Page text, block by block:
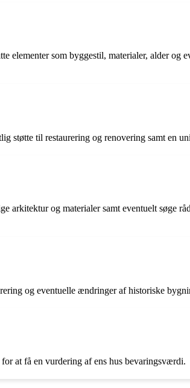
elementer som byggestil, materialer, alder og
støtte til restaurering og renovering samt en
arkitektur og materialer samt eventuelt søge
og eventuelle ændringer af historiske
at få en vurdering af ens hus bevaringsværdi.